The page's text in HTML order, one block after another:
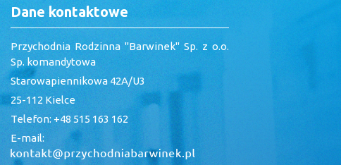
Dane kontaktowe
Przychodnia Rodzinna "Barwinek" Sp. z o.o.
Sp. komandytowa
Starowapiennikowa 42A/U3
25-112 Kielce
Telefon: +48 515 163 162
E-mail: